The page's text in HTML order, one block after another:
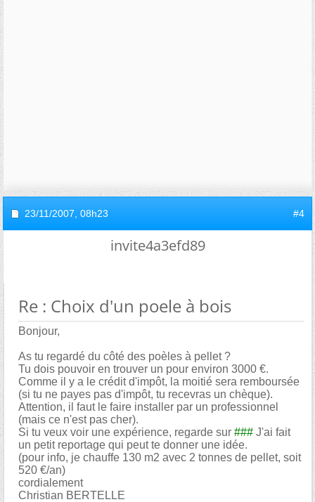
23/11/2007, 08h23 #4
invite4a3efd89
Re : Choix d'un poele à bois
Bonjour,
As tu regardé du côté des poèles à pellet ?
Tu dois pouvoir en trouver un pour environ 3000 €.
Comme il y a le crédit d'impôt, la moitié sera remboursée
(si tu ne payes pas d'impôt, tu recevras un chèque).
Attention, il faut le faire installer par un professionnel
(mais ce n'est pas cher).
Si tu veux voir une expérience, regarde sur ### J'ai fait
un petit reportage qui peut te donner une idée.
(pour info, je chauffe 130 m2 avec 2 tonnes de pellet, soit
520 €/an)
cordialement
Christian BERTELLE